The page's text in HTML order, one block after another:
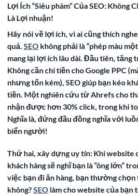
Lợi Ích “Siêu phàm” Của SEO: Không
Là Lợi nhuận!
Hãy nói về lợi ích, vì ai cũng thích
quả. SEO không phải là “phép màu
mang lại lợi ích lâu dài. Đầu tiên, tăng
Không cần chi tiền cho Google PPC
nhưng tốn kém), SEO giúp bạn kéo
tiền. Một nghiên cứu từ Ahrefs cho
nhận được hơn 30% click, trong khi
Nghĩa là, đứng đầu đồng nghĩa với
biển người!
Thứ hai, xây dựng uy tín: Khi website
khách hàng sẽ nghĩ bạn là “ông lớn”
việc bạn đi ăn hàng, bạn thường
không?SEO làm cho website của bạn